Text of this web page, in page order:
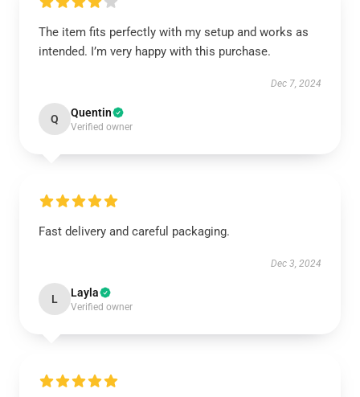
The item fits perfectly with my setup and works as
intended. I’m very happy with this purchase.
Dec 7, 2024
Q Quentin
Verified owner
Fast delivery and careful packaging.
Dec 3, 2024
L Layla
Verified owner